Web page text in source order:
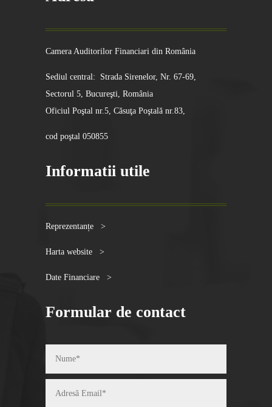
Camera Auditorilor Financiari din România
Sediul central: Strada Sirenelor, Nr. 67-69,
Sectorul 5, Bucureşti, România
Oficiul Poştal nr.5, Căsuţa Poştală nr.83,
cod poştal 050855
Informatii utile
Reprezentanțe >
Harta website >
Date Financiare >
Formular de contact